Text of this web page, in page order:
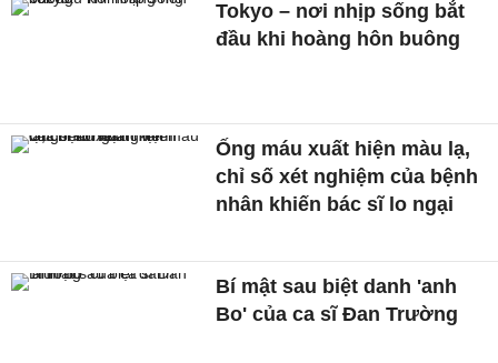
Ống máu xuất hiện màu lạ,
chỉ số xét nghiệm của bệnh
Bí mật sau biệt danh 'anh
Bo' của ca sĩ Đan Trường
Loạt phường ở Hà Nội sắp
xếp trường công lập, có nơi